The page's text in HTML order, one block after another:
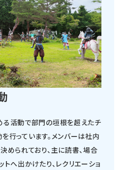
活動で部門の垣根を超えたチ
行っています。メンバーは社内
められており、主に読書、場合
トへ出かけたり、レクリエーショ